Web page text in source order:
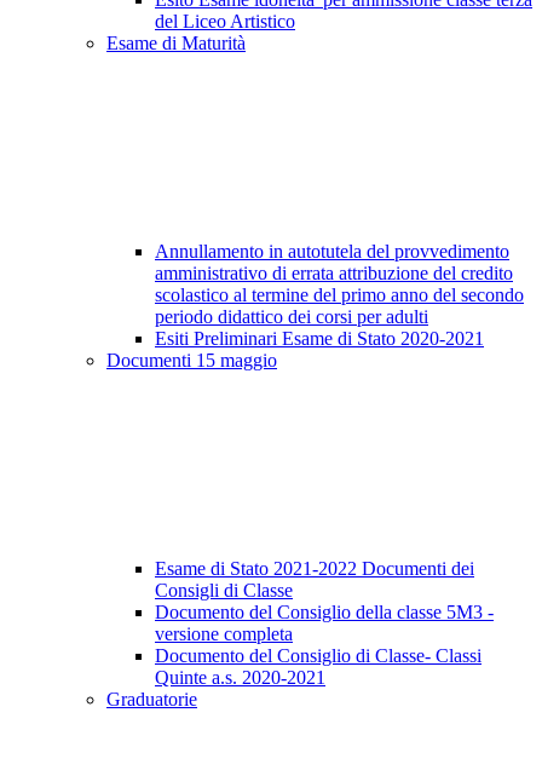
del Liceo Artistico
Esame di Maturità
Annullamento in autotutela del provvedimento
amministrativo di errata attribuzione del credito
scolastico al termine del primo anno del secondo
periodo didattico dei corsi per adulti
Esiti Preliminari Esame di Stato 2020-2021
Documenti 15 maggio
Esame di Stato 2021-2022 Documenti dei
Consigli di Classe
Documento del Consiglio della classe 5M3 -
versione completa
Documento del Consiglio di Classe- Classi
Quinte a.s. 2020-2021
Graduatorie